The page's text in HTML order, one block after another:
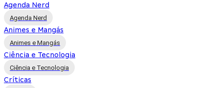
Agenda Nerd
Agenda Nerd
Animes e Mangás
Animes e Mangás
Ciência e Tecnologia
Ciência e Tecnologia
Críticas